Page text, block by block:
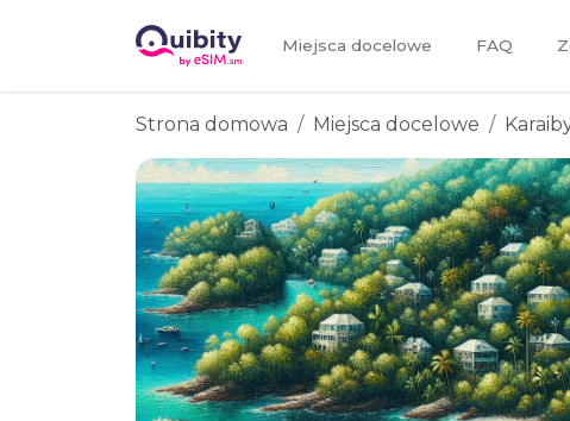
Miejsca docelowe FAQ
Strona domowa Miejsca docelowe